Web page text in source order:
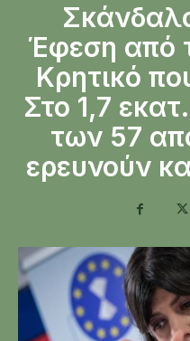
Έφεση από
Κρητικό
Στο 1,7
των 57
ερευνούν